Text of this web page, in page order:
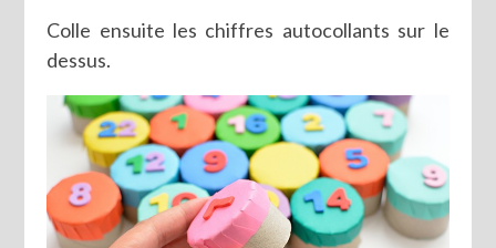
Colle ensuite les chiffres autocollants sur le
dessus.